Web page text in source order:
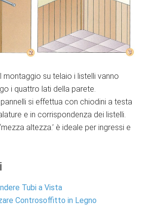
montaggio su telaio i listelli vanno
i quattro lati della parete.
si effettua con chiodini a testa
e in corrispondenza dei listelli.
altezza.’ è ideale per ingressi e
Tubi a Vista
Controsoffitto in Legno